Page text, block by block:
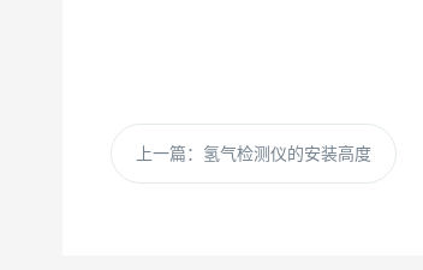
上一篇： 氢气检测仪的安装高度